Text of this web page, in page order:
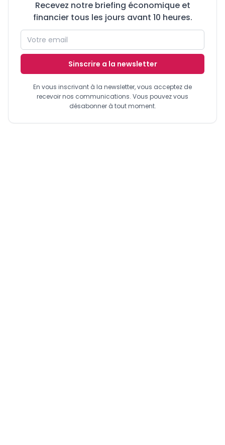
Recevez notre briefing économique et
financier tous les jours avant 10 heures.
Sinscrire a la newsletter
En vous inscrivant à la newsletter, vous acceptez de
recevoir nos communications. Vous pouvez vous
désabonner à tout moment.